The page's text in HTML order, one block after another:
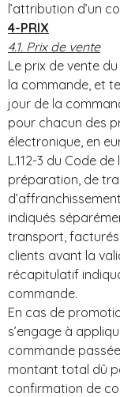
l’attribution d’un
4-PRIX
4.1. Prix de vente
Le prix de vente
la commande, et
jour de la
pour chacun des
électronique, en
L.112-3 du Code
préparation, de
indiqués
transport, facturés
clients avant la
récapitulatif
commande.
En cas de
s’engage à
commande
montant total dû
confirmation de